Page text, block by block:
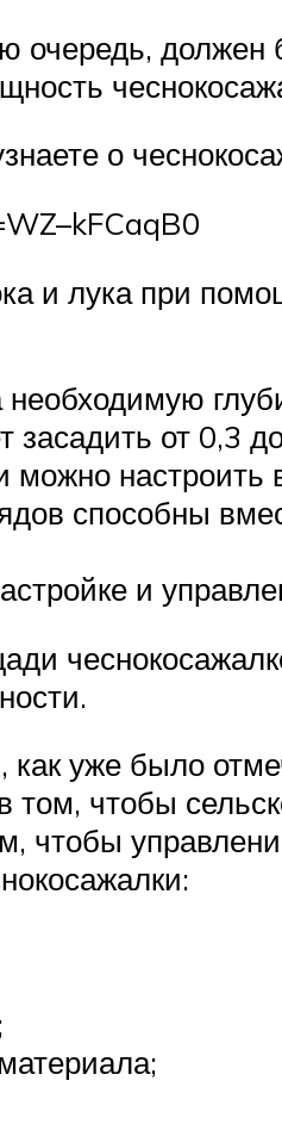
очередь,
о
и лука при
засадить от 0,3
настроить
способны
и
как уже было
том, чтобы
чтобы